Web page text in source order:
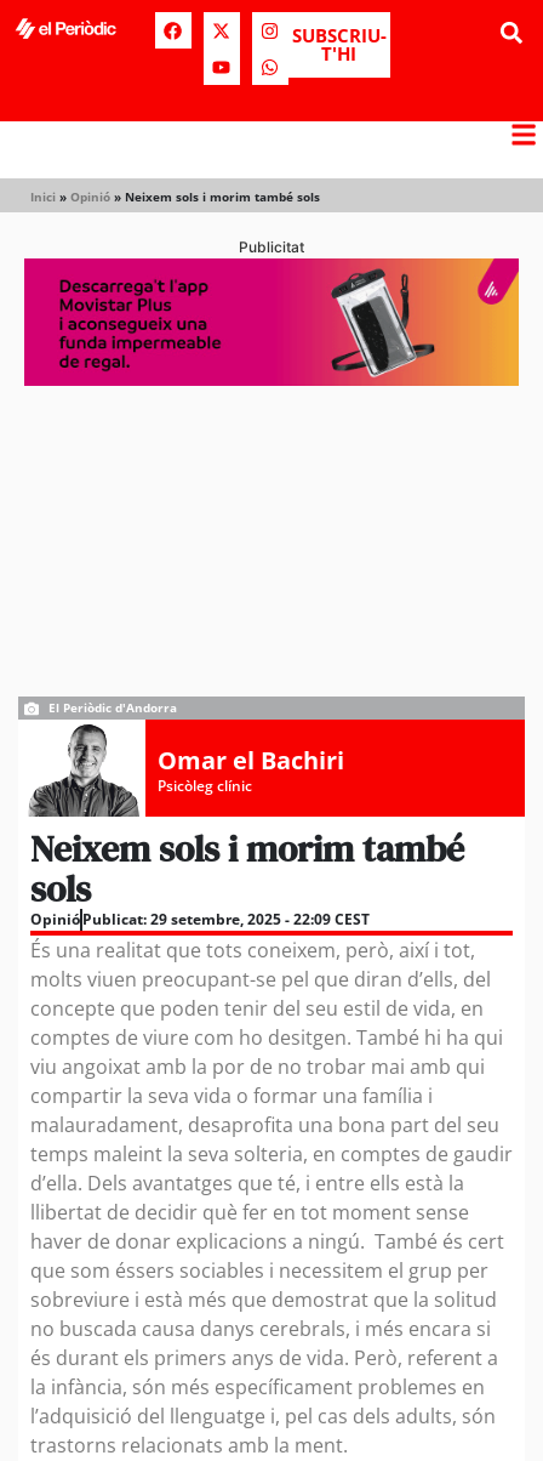
SUBSCRIU-
T'HI
Inici » Opinió » Neixem sols i morim també sols
Publicitat
El Periòdic d'Andorra
Omar el Bachiri
Psicòleg clínic
Neixem sols i morim també
sols
OpinióPublicat:29 setembre, 2025 - 22:09 CEST
És una realitat que tots coneixem, però, així i tot,
molts viuen preocupant-se pel que diran d’ells, del
concepte que poden tenir del seu estil de vida, en
comptes de viure com ho desitgen. També hi ha qui
viu angoixat amb la por de no trobar mai amb qui
compartir la seva vida o formar una família i
malauradament, desaprofita una bona part del seu
temps maleint la seva solteria, en comptes de gaudir
d’ella. Dels avantatges que té, i entre ells està la
llibertat de decidir què fer en tot moment sense
haver de donar explicacions a ningú. També és cert
que som éssers sociables i necessitem el grup per
sobreviure i està més que demostrat que la solitud
no buscada causa danys cerebrals, i més encara si
és durant els primers anys de vida. Però, referent a
la infància, són més específicament problemes en
l’adquisició del llenguatge i, pel cas dels adults, són
trastorns relacionats amb la ment.